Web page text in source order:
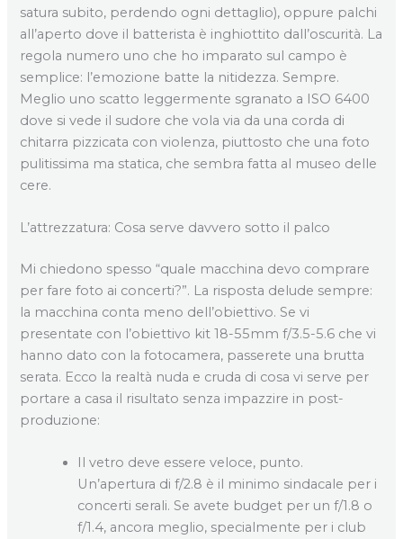
satura subito, perdendo ogni dettaglio), oppure palchi
all’aperto dove il batterista è inghiottito dall’oscurità. La
regola numero uno che ho imparato sul campo è
semplice: l’emozione batte la nitidezza. Sempre.
Meglio uno scatto leggermente sgranato a ISO 6400
dove si vede il sudore che vola via da una corda di
chitarra pizzicata con violenza, piuttosto che una foto
pulitissima ma statica, che sembra fatta al museo delle
cere.
L’attrezzatura: Cosa serve davvero sotto il palco
Mi chiedono spesso “quale macchina devo comprare
per fare foto ai concerti?”. La risposta delude sempre:
la macchina conta meno dell’obiettivo. Se vi
presentate con l’obiettivo kit 18-55mm f/3.5-5.6 che vi
hanno dato con la fotocamera, passerete una brutta
serata. Ecco la realtà nuda e cruda di cosa vi serve per
portare a casa il risultato senza impazzire in post-
produzione:
Il vetro deve essere veloce, punto.
Un’apertura di f/2.8 è il minimo sindacale per i
concerti serali. Se avete budget per un f/1.8 o
f/1.4, ancora meglio, specialmente per i club